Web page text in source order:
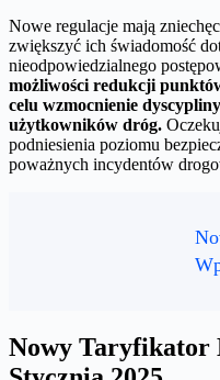
Nowe regulacje mają
zwiększyć ich świadomość
nieodpowiedzialnego
możliwości redukcji
celu wzmocnienie
użytkowników dróg.
podniesienia poziomu
poważnych incydentów
Nowy Taryfikator